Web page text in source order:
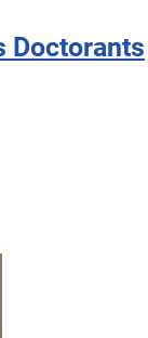
Doctorants